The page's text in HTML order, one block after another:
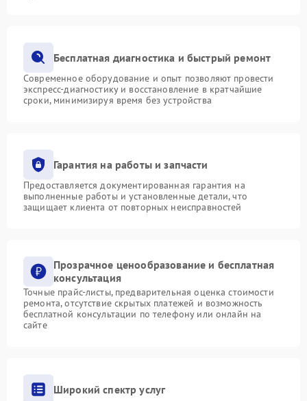
Бесплатная диагностика и быстрый ремонт
Современное оборудование и опыт позволяют провести
экспресс-диагностику и восстановление в кратчайшие
сроки, минимизируя время без устройства
Гарантия на работы и запчасти
Предоставляется документированная гарантия на
выполненные работы и установленные детали, что
защищает клиента от повторных неисправностей
Прозрачное ценообразование и бесплатная
консультация
Точные прайс-листы, предварительная оценка стоимости
ремонта, отсутствие скрытых платежей и возможность
бесплатной консультации по телефону или онлайн на
сайте
Широкий спектр услуг